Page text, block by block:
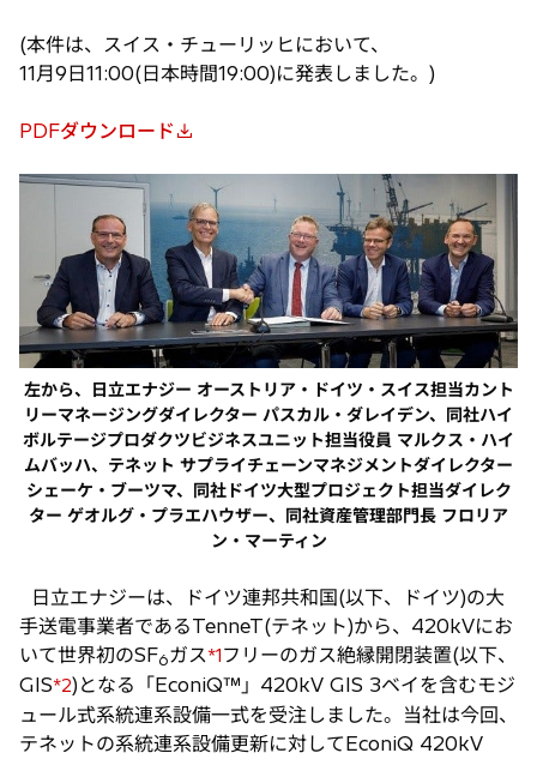
(本件は、スイス・チューリッヒにおいて、
11月9日11:00(日本時間19:00)に発表しました。)
PDFダウンロード
新
し
開
く
左から、日立エナジー オーストリア・ドイツ・スイス担当カント
リーマネージングダイレクター パスカル・ダレイデン、同社ハイ
ボルテージプロダクツビジネスユニット担当役員 マルクス・ハイ
ムバッハ、テネット サプライチェーンマネジメントダイレクター
シェーケ・ブーツマ、同社ドイツ大型プロジェクト担当ダイレク
ター ゲオルグ・プラエハウザー、同社資産管理部門長 フロリア
ン・マーティン
日立エナジーは、ドイツ連邦共和国(以下、ドイツ)の大
手送電事業者であるTenneT(テネット)から、420kVにお
いて世界初のSF6ガス*1フリーのガス絶縁開閉装置(以下、
GIS*2)となる「EconiQ™」420kV GIS 3ベイを含むモジ
ュール式系統連系設備一式を受注しました。当社は今回、
テネットの系統連系設備更新に対してEconiQ 420kV